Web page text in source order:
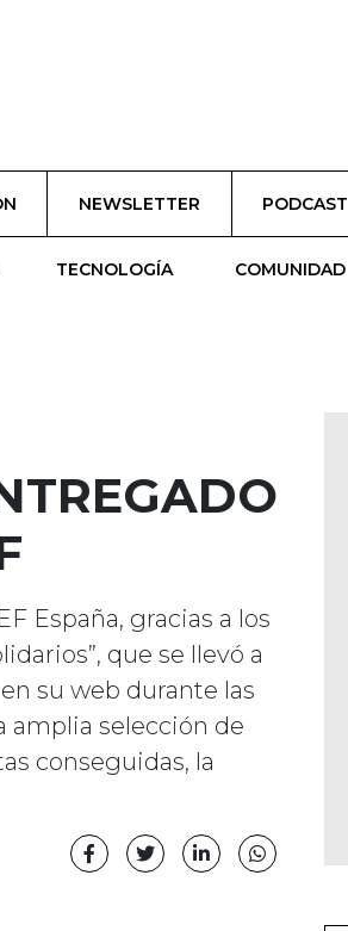
NEWSLETTER PODCAST
TECNOLOGÍA COMUNIDAD
España, gracias a los
que se llevó a
su web durante las
amplia selección de
conseguidas, la